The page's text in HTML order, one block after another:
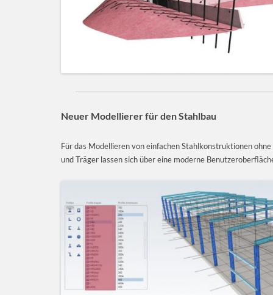
Neuer Modellierer für den Stahlbau
Für das Modellieren von einfachen Stahlkonstruktionen
und Träger lassen sich über eine moderne